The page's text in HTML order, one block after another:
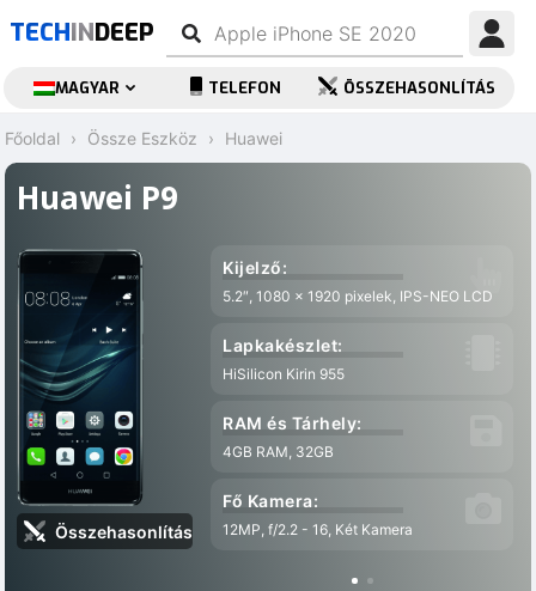
TECHINDEEP
MAGYAR TELEFON ÖSSZEHASONLÍTÁS
Főoldal Össze Eszköz Huawei
Huawei P9
Összehasonlítás
Kijelző:
5.2″, 1080 x 1920 pixelek, IPS-NEO LCD
Lapkakészlet:
HiSilicon Kirin 955
RAM és Tárhely:
4GB RAM, 32GB
Fő Kamera:
12MP, f/2.2 - 16, Két Kamera